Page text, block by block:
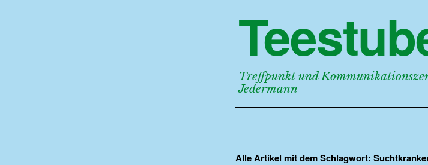
Treffpunkt und
Jedermann
Alle Artikel mit dem Schlagwort: